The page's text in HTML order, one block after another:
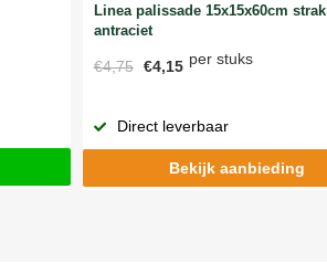
Linea palissade 15x15x60cm strak
antraciet
€4,75 €4,15 per stuks
Direct leverbaar
Bekijk aanbieding